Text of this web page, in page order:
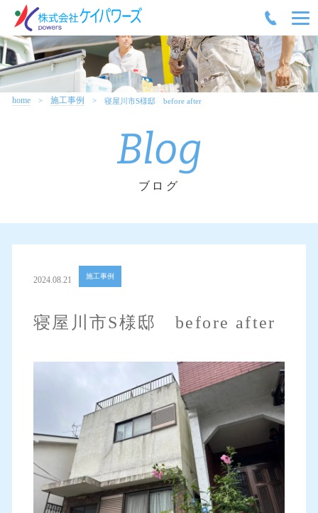
home 施工事例 寝屋川市S様邸 before after
Blog
ブログ
2024.08.21 施工事例
寝屋川市S様邸 before after